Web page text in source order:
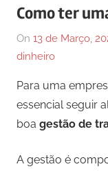
Como ter
On 13 de Março,
dinheiro
Para uma
essencial seguir
boa gestão de
A gestão é